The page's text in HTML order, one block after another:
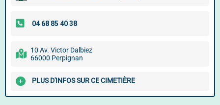
10 Av. Victor Dalbiez
66000 Perpignan
PLUS D'INFOS SUR CE CIMETIÈRE